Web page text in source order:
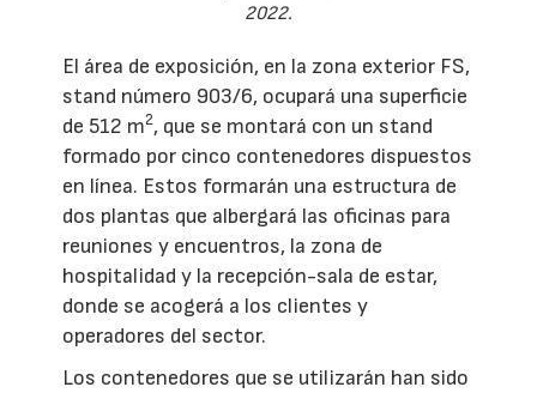
2022.
El área de exposición, en la zona exterior FS,
stand número 903/6, ocupará una superficie
de 512 m2, que se montará con un stand
formado por cinco contenedores dispuestos
en línea. Estos formarán una estructura de
dos plantas que albergará las oficinas para
reuniones y encuentros, la zona de
hospitalidad y la recepción-sala de estar,
donde se acogerá a los clientes y
operadores del sector.
Los contenedores que se utilizarán han sido